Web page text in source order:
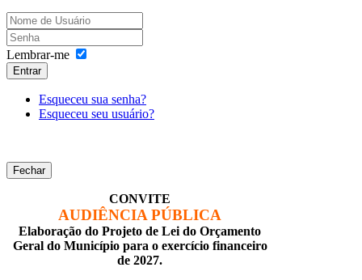
Lembrar-me
Entrar
Esqueceu sua senha?
Esqueceu seu usuário?
Fechar
CONVITE
AUDIÊNCIA PÚBLICA
Elaboração do Projeto de Lei do Orçamento
Geral do Município para o exercício financeiro
de 2027.